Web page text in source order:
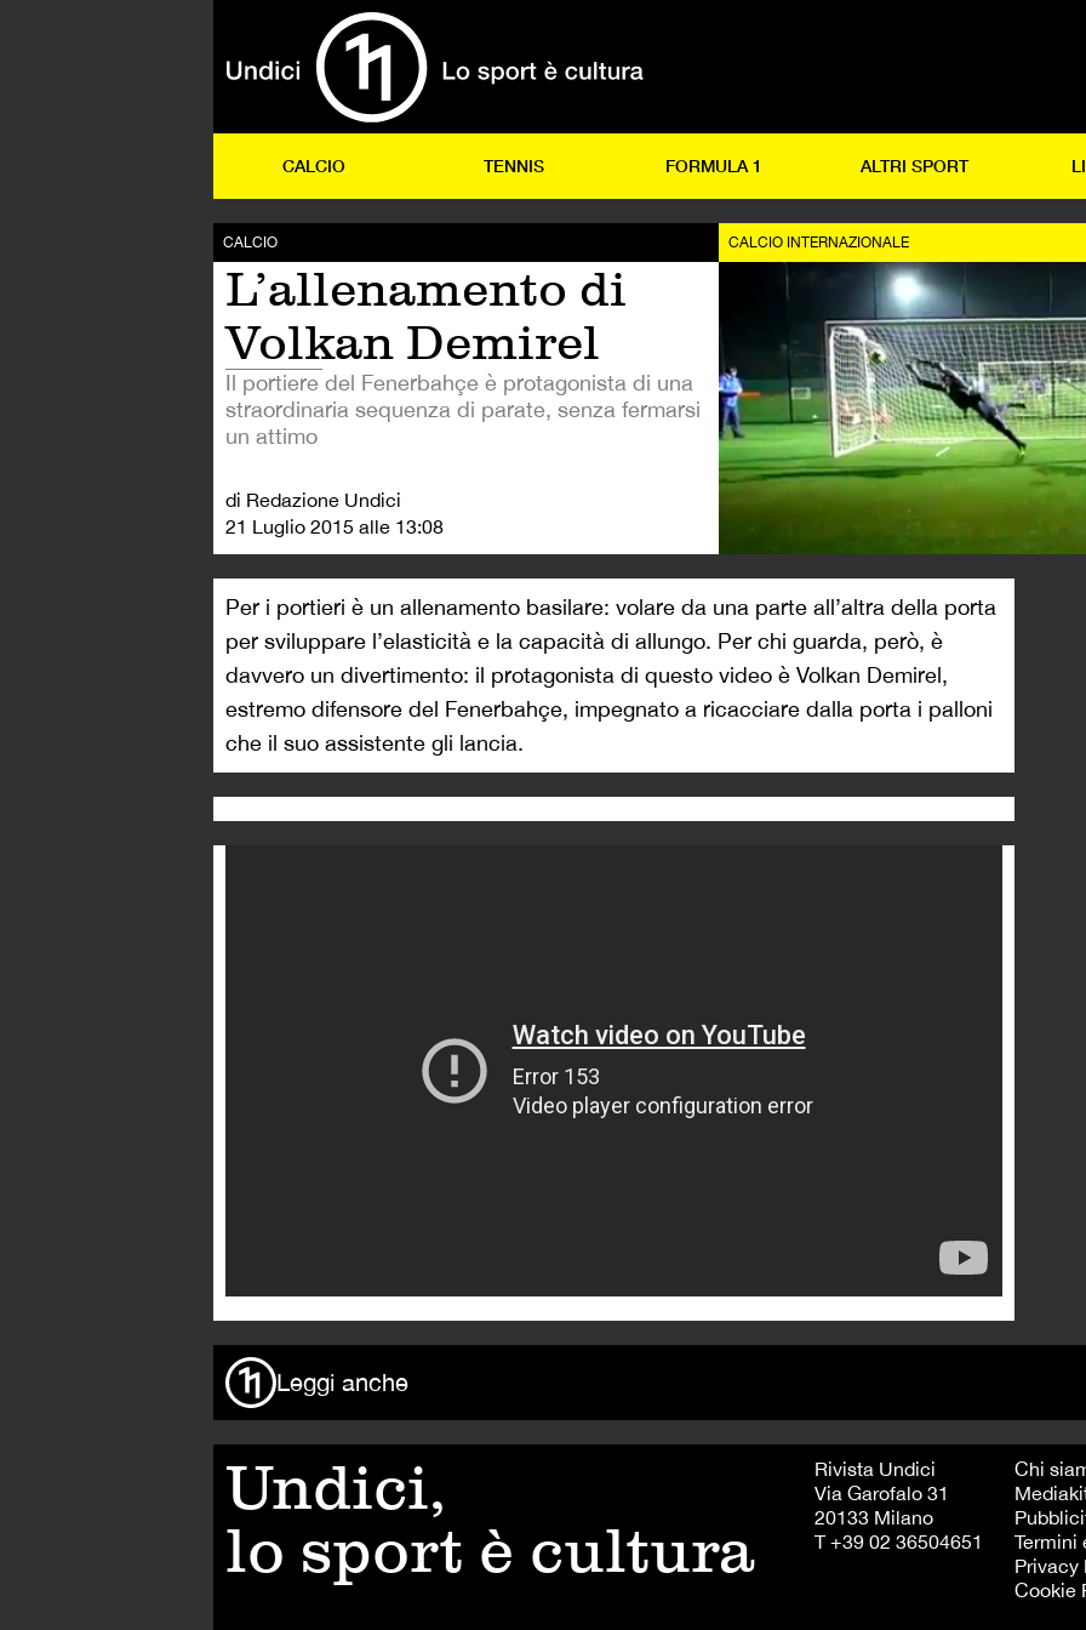
CALCIO TENNIS FORMULA 1 ALTRI SPORT
CALCIO
L’allenamento di
Volkan Demirel
Il portiere del Fenerbahçe è protagonista di una
straordinaria sequenza di parate, senza fermarsi
un attimo
di Redazione Undici
21 Luglio 2015 alle 13:08
CALCIO INTERNAZIONALE
Per i portieri è un allenamento basilare: volare da una parte all’altra della porta
per sviluppare l’elasticità e la capacità di allungo. Per chi guarda, però, è
davvero un divertimento: il protagonista di questo video è Volkan Demirel,
estremo difensore del Fenerbahçe, impegnato a ricacciare dalla porta i palloni
che il suo assistente gli lancia.
Leggi anche
Undici,
lo sport è cultura
Rivista Undici
Via Garofalo 31
20133 Milano
T +39 02 36504651
Chi
Termini
Privacy
Cookie